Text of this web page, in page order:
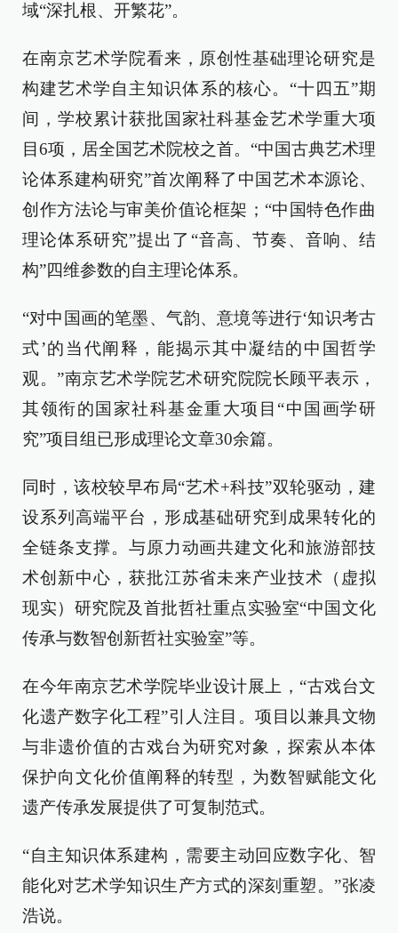
域“深扎根、开繁花”。
在南京艺术学院看来，原创性基础理论研究是
构建艺术学自主知识体系的核心。“十四五”期
间，学校累计获批国家社科基金艺术学重大项
目6项，居全国艺术院校之首。“中国古典艺术理
论体系建构研究”首次阐释了中国艺术本源论、
创作方法论与审美价值论框架；“中国特色作曲
理论体系研究”提出了“音高、节奏、音响、结
构”四维参数的自主理论体系。
“对中国画的笔墨、气韵、意境等进行‘知识考古
式’的当代阐释，能揭示其中凝结的中国哲学
观。”南京艺术学院艺术研究院院长顾平表示，
其领衔的国家社科基金重大项目“中国画学研
究”项目组已形成理论文章30余篇。
同时，该校较早布局“艺术+科技”双轮驱动，建
设系列高端平台，形成基础研究到成果转化的
全链条支撑。与原力动画共建文化和旅游部技
术创新中心，获批江苏省未来产业技术（虚拟
现实）研究院及首批哲社重点实验室“中国文化
传承与数智创新哲社实验室”等。
在今年南京艺术学院毕业设计展上，“古戏台文
化遗产数字化工程”引人注目。项目以兼具文物
与非遗价值的古戏台为研究对象，探索从本体
保护向文化价值阐释的转型，为数智赋能文化
遗产传承发展提供了可复制范式。
“自主知识体系建构，需要主动回应数字化、智
能化对艺术学知识生产方式的深刻重塑。”张凌
浩说。